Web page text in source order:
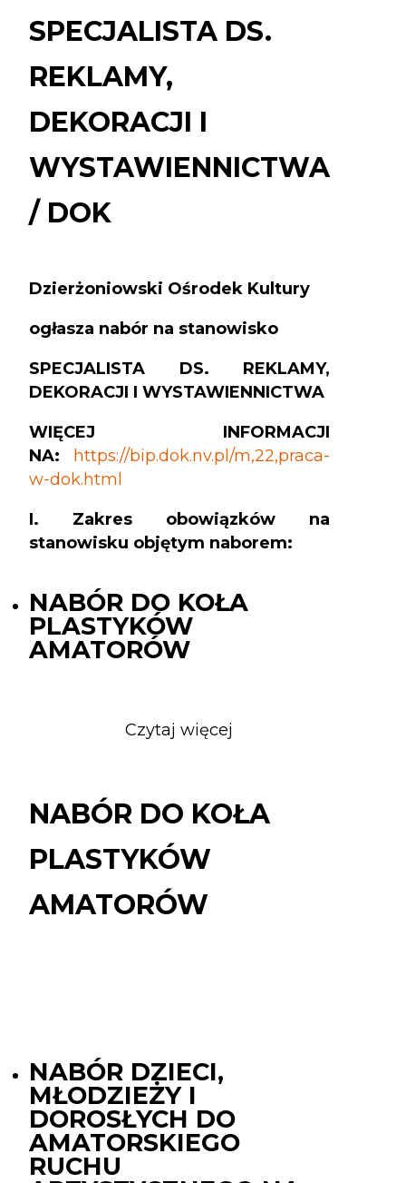
DEKORACJI
I
SPECJALISTA DS.
REKLAMY,
DEKORACJI I
WYSTAWIENNICTWA
/ DOK
Dzierżoniowski Ośrodek Kultury
ogłasza nabór na stanowisko
SPECJALISTA DS. REKLAMY,
DEKORACJI I WYSTAWIENNICTWA
WIĘCEJ INFORMACJI
NA: https://bip.dok.nv.pl/m,22,praca-
w-dok.html
I. Zakres obowiązków na
stanowisku objętym naborem:
NABÓR DO KOŁA
PLASTYKÓW
AMATORÓW
Czytaj więcej
KOŁA
PLASTYKÓW
NABÓR DO KOŁA
PLASTYKÓW
AMATORÓW
NABÓR DZIECI,
MŁODZIEŻY I
DOROSŁYCH DO
AMATORSKIEGO
RUCHU